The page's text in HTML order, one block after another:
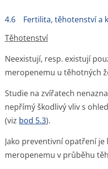
4.6 Fertilita, těhotenství a
Těhotenství
Neexistují, resp. existují
meropenemu u těhotných
Studie na zvířatech
nepřímý škodlivý vliv s
(viz bod 5.3).
Jako preventivní opatření
meropenemu v průběhu